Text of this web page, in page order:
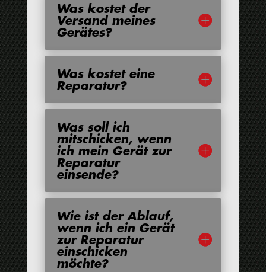
Was kostet der
Versand meines
Gerätes?
Was kostet eine
Reparatur?
Was soll ich
mitschicken, wenn
ich mein Gerät zur
Reparatur
einsende?
Wie ist der Ablauf,
wenn ich ein Gerät
zur Reparatur
einschicken
möchte?